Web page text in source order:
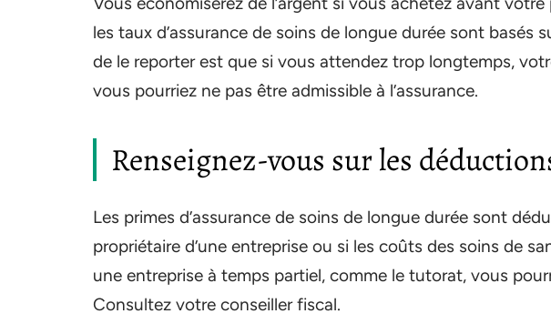
les taux d’assurance de soins de longue durée sont basés
de le reporter est que si vous attendez trop longtemps,
vous pourriez ne pas être admissible à l’assurance.
Renseignez-vous sur les
Les primes d’assurance de soins de longue durée sont
propriétaire d’une entreprise ou si les coûts des soins de
une entreprise à temps partiel, comme le tutorat, vous
Consultez votre conseiller fiscal.